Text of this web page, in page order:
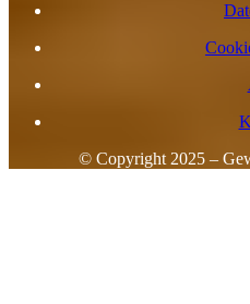
© Copyright 2025 –